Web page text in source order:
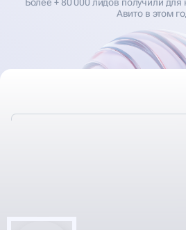
Авито в этом
АВИТО ПОД КЛЮЧ